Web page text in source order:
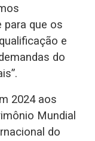
que os
e
do
2024 aos
Mundial
do